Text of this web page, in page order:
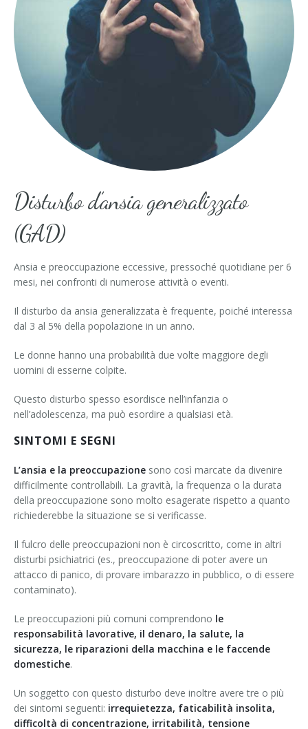
Depressione
Disturbi alimentari
Anoressia
Bulimia
Binge eating – Disturbo da alimentazione incontrollata
Psicologia dell'infanzia e dell'adolescenza
Crescita personale e miglioramento della comunicazione
Benessere psico-fisico (gestione dello stress e tecnihe di
rilassamento)
Disturbi di personalità
Valutazione psicodiagnostica
Disturbo d’ansia generalizzato
(GAD)
Ansia e preoccupazione eccessive, pressoché quotidiane per 6
mesi, nei confronti di numerose attività o eventi.
Il disturbo da ansia generalizzata è frequente, poiché interessa
dal 3 al 5% della popolazione in un anno.
Le donne hanno una probabilità due volte maggiore degli
uomini di esserne colpite.
Questo disturbo spesso esordisce nell’infanzia o
nell’adolescenza, ma può esordire a qualsiasi età.
SINTOMI E SEGNI
L’ansia e la preoccupazione sono così marcate da divenire
difficilmente controllabili. La gravità, la frequenza o la durata
della preoccupazione sono molto esagerate rispetto a quanto
richiederebbe la situazione se si verificasse.
Il fulcro delle preoccupazioni non è circoscritto, come in altri
disturbi psichiatrici (es., preoccupazione di poter avere un
attacco di panico, di provare imbarazzo in pubblico, o di essere
contaminato).
Le preoccupazioni più comuni comprendono le
responsabilità lavorative, il denaro, la salute, la
sicurezza, le riparazioni della macchina e le faccende
domestiche.
Un soggetto con questo disturbo deve inoltre avere tre o più
dei sintomi seguenti: irrequietezza, faticabilità insolita,
difficoltà di concentrazione, irritabilità, tensione